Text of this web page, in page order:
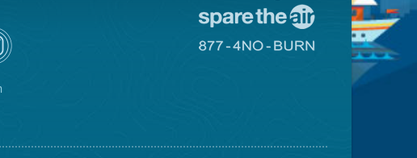
Trang
Không
(Không